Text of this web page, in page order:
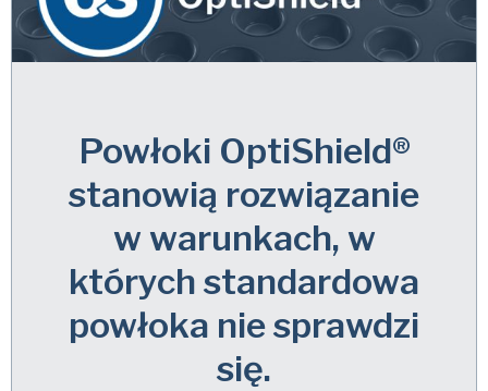
Powłoki OptiShield®
stanowią rozwiązanie
w warunkach, w
których standardowa
powłoka nie sprawdzi
się.